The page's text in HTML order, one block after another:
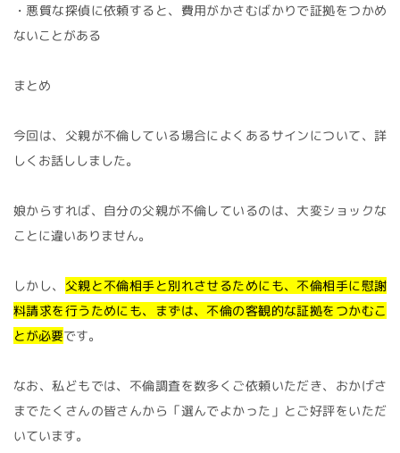
・悪質な探偵に依頼すると、費用がかさむばかりで証拠をつかめ
ないことがある
まとめ
今回は、父親が不倫している場合によくあるサインについて、詳
しくお話ししました。
娘からすれば、自分の父親が不倫しているのは、大変ショックな
ことに違いありません。
しかし、 父親と不倫相手と別れさせるためにも、不倫相手に慰謝
料請求を行うためにも、まずは、不倫の客観的な証拠をつかむこ
とが必要です。
なお、私どもでは、不倫調査を数多くご依頼いただき、おかげさ
までたくさんの皆さんから「選んでよかった」とご好評をいただ
いています。